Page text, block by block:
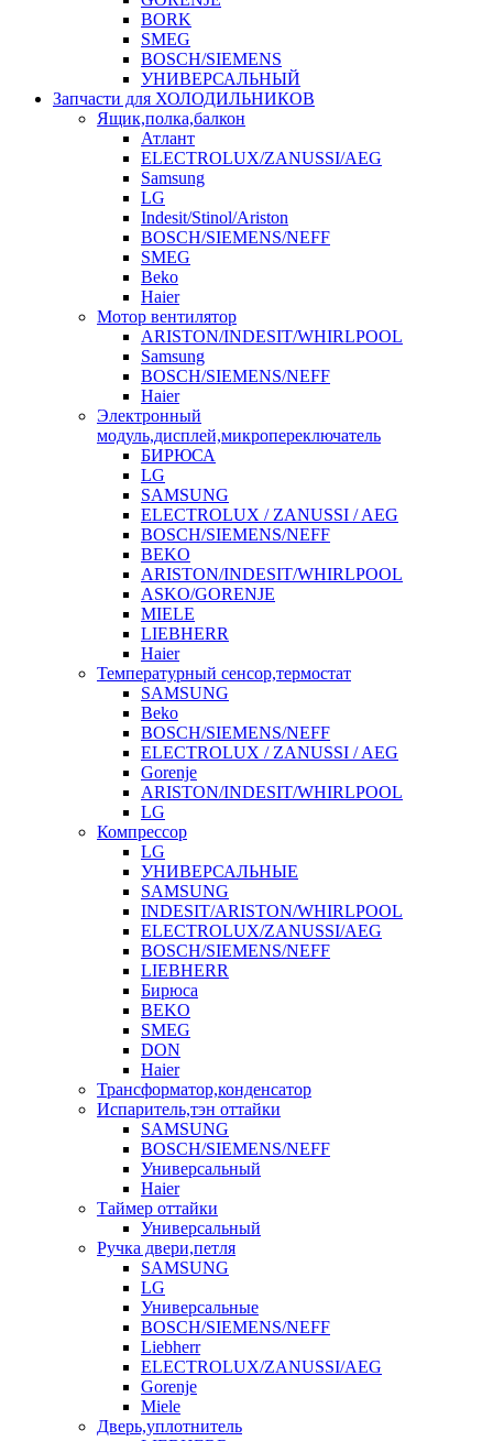
BORK
SMEG
BOSCH/SIEMENS
УНИВЕРСАЛЬНЫЙ
Запчасти для ХОЛОДИЛЬНИКОВ
Ящик,полка,балкон
Атлант
ELECTROLUX/ZANUSSI/AEG
Samsung
LG
Indesit/Stinol/Ariston
BOSCH/SIEMENS/NEFF
SMEG
Beko
Haier
Мотор вентилятор
ARISTON/INDESIT/WHIRLPOOL
Samsung
BOSCH/SIEMENS/NEFF
Haier
Электронный
модуль,дисплей,микропереключатель
БИРЮСА
LG
SAMSUNG
ELECTROLUX / ZANUSSI / AEG
BOSCH/SIEMENS/NEFF
BEKO
ARISTON/INDESIT/WHIRLPOOL
ASKO/GORENJE
MIELE
LIEBHERR
Haier
Температурный сенсор,термостат
SAMSUNG
Beko
BOSCH/SIEMENS/NEFF
ELECTROLUX / ZANUSSI / AEG
Gorenje
ARISTON/INDESIT/WHIRLPOOL
LG
Компрессор
LG
УНИВЕРСАЛЬНЫЕ
SAMSUNG
INDESIT/ARISTON/WHIRLPOOL
ELECTROLUX/ZANUSSI/AEG
BOSCH/SIEMENS/NEFF
LIEBHERR
Бирюса
BEKO
SMEG
DON
Haier
Трансформатор,конденсатор
Испаритель,тэн оттайки
SAMSUNG
BOSCH/SIEMENS/NEFF
Универсальный
Haier
Таймер оттайки
Универсальный
Ручка двери,петля
SAMSUNG
LG
Универсальные
BOSCH/SIEMENS/NEFF
Liebherr
ELECTROLUX/ZANUSSI/AEG
Gorenje
Miele
Дверь,уплотнитель